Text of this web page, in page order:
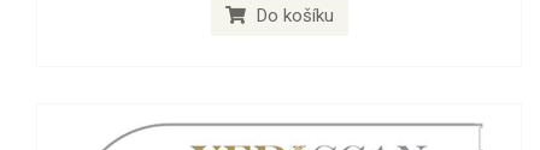
Do košíku